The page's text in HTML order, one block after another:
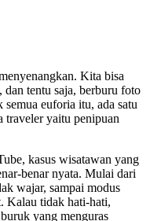
Kita bisa
tentu saja, berburu foto
euforia itu, ada satu
traveler yaitu penipuan
kasus wisatawan yang
benar nyata. Mulai dari
wajar, sampai modus
Kalau tidak hati-hati,
yang menguras